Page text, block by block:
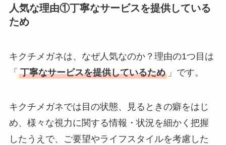
たまごっちみーつは
The Rowはなぜ高
方法も解説！
人気な理由①丁寧なサービスを提供している
ため
キクチメガネは、なぜ人気なのか？理由の1つ目は
「 丁寧なサービスを提供しているため 」です。
キクチメガネでは目の状態、見るときの癖をはじ
め、様々な視力に関する情報・状況を細かく把握
したうえで、ご要望やライフスタイルを考慮した